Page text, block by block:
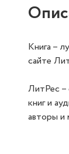
Книга –
сайте
ЛитРес –
книг и
авторы и